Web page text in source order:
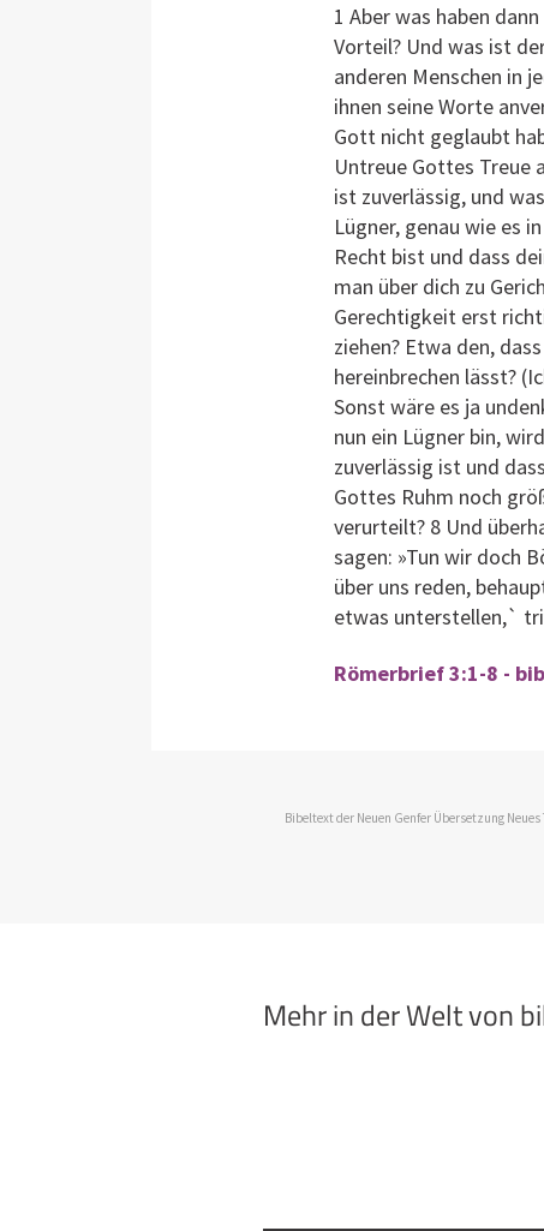
1 Aber was haben
Vorteil? Und was ist
anderen Menschen in
ihnen seine Worte
Gott nicht geglaubt
Untreue Gottes Treue
ist zuverlässig, und
Lügner, genau wie es
Recht bist und dass
man über dich zu
Gerechtigkeit erst
ziehen? Etwa den,
hereinbrechen lässt?
Sonst wäre es ja
nun ein Lügner bin,
zuverlässig ist und
Gottes Ruhm noch
verurteilt? 8 Und
sagen: »Tun wir doch
über uns reden,
etwas unterstellen,`
Römerbrief 3:1-8 -
Bibeltext der Neuen Genfer Übersetzung
Mehr in der Welt von